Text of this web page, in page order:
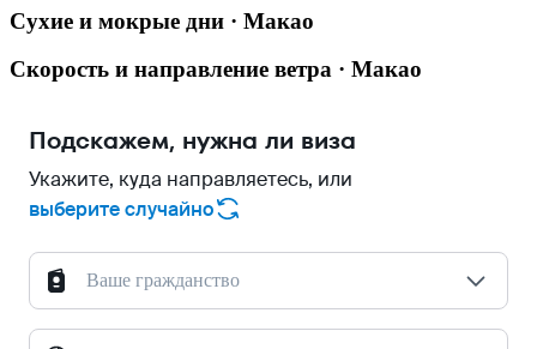
Сухие и мокрые дни · Макао
Скорость и направление ветра · Макао
Подскажем, нужна ли виза
Укажите, куда направляетесь, или
выберите случайно
Ваше гражданство